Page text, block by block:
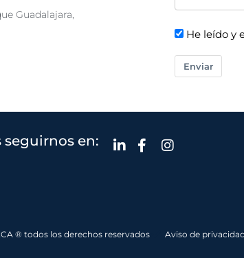
Guadalajara,
He leído y
Enviar
seguirnos en:
® todos los derechos reservados Aviso de privacidad